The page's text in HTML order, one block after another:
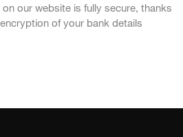
on our website is fully secure, thanks
of your bank details